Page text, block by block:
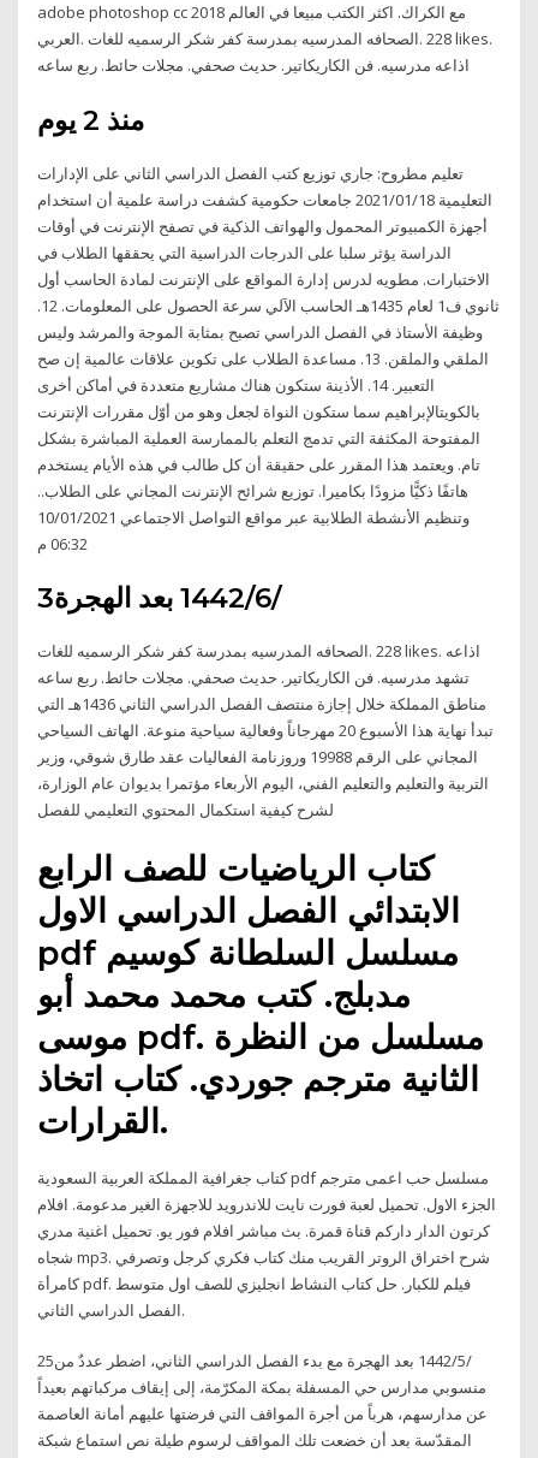
adobe photoshop cc 2018 مع الكراك. اكثر الكتب مبيعا في العالم
العربي. ‎الصحافه المدرسيه بمدرسة كفر شكر الرسميه للغات‎. 228 likes.
منذ 2 يوم
تعليم مطروح: جاري توزيع كتب الفصل الدراسي الثاني على الإدارات
التعليمية 2021/01/18 جامعات حكومية كشفت دراسة علمية أن استخدام
أجهزة الكمبيوتر المحمول والهواتف الذكية في تصفح الإنترنت في أوقات
الدراسة يؤثر سلبا على الدرجات الدراسية التي يحققها الطلاب في
الاختبارات. مطويه لدرس إدارة المواقع على الإنترنت لمادة الحاسب أول
ثانوي ف1 لعام 1435هـ الحاسب الآلي سرعة الحصول على المعلومات. 12.
وظيفة الأستاذ في الفصل الدراسي تصبح بمثابة الموجة والمرشد وليس
الملقي والملقن. 13. مساعدة الطلاب على تكوين علاقات عالمية إن صح
التعبير. 14. الأذينة ستكون هناك مشاريع متعددة في أماكن أخرى
بالكويتالإبراهيم سما ستكون النواة لجعل وهو من أوّل مقررات الإنترنت
المفتوحة المكثفة التي تدمج التعلم بالممارسة العملية المباشرة بشكل
تام. ويعتمد هذا المقرر على حقيقة أن كل طالب في هذه الأيام يستخدم
هاتفًا ذكيًّا مزودًا بكاميرا. توزيع شرائح الإنترنت المجاني على الطلاب..
وتنظيم الأنشطة الطلابية عبر مواقع التواصل الاجتماعي 10/01/2021
06:32 م
3‏‏/6‏‏/1442 بعد الهجرة
‎الصحافه المدرسيه بمدرسة كفر شكر الرسميه للغات‎. 228 likes. ‎اذاعه
مدرسيه. فن الكاريكاتير. حديث صحفي. مجلات حائط. ربع ساعه‎ تشهد
مناطق المملكة خلال إجازة منتصف الفصل الدراسي الثاني 1436هـ التي
تبدأ نهاية هذا الأسبوع 20 مهرجاناً وفعالية سياحية منوعة. الهاتف السياحي
المجاني على الرقم 19988 وروزنامة الفعاليات عقد طارق شوقي، وزير
التربية والتعليم والتعليم الفني، اليوم الأربعاء مؤتمرا بديوان عام الوزارة،
لشرح كيفية استكمال المحتوي التعليمي للفصل
كتاب الرياضيات للصف الرابع
الابتدائي الفصل الدراسي الاول
pdf مسلسل السلطانة كوسيم
مدبلج. كتب محمد محمد أبو
موسى pdf. مسلسل من النظرة
الثانية مترجم جوردي. كتاب اتخاذ
القرارات.
كتاب جغرافية المملكة العربية السعودية pdf مسلسل حب اعمى مترجم
الجزء الاول. تحميل لعبة فورت نايت للاندرويد للاجهزة الغير مدعومة. افلام
كرتون الدار داركم قناة قمرة. بث مباشر افلام فور يو. تحميل اغنية مدري
شجاه mp3. شرح اختراق الروتر القريب منك كتاب فكري كرجل وتصرفي
كامرأة pdf. فيلم للكبار. حل كتاب النشاط انجليزي للصف اول متوسط
الفصل الدراسي الثاني.
25‏‏/5‏‏/1442 بعد الهجرة مع بدء الفصل الدراسي الثاني، اضطر عددٌ من
منسوبي مدارس حي المسفلة بمكة المكرّمة، إلى إيقاف مركباتهم بعيداً
عن مدارسهم، هرباً من أجرة المواقف التي فرضتها عليهم أمانة العاصمة
المقدّسة بعد أن خضعت تلك المواقف لرسوم طيلة نص استماع شبكة